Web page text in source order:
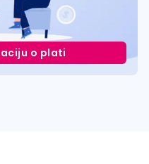
o plati